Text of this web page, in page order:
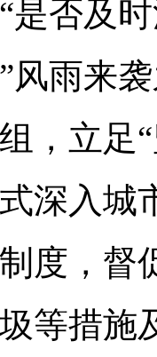
及时
风雨来
，立足
深入城
度，督
等措施